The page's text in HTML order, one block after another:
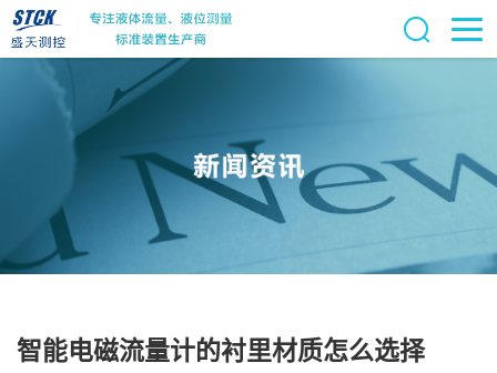
智能电磁流量计的衬里材质怎么选择